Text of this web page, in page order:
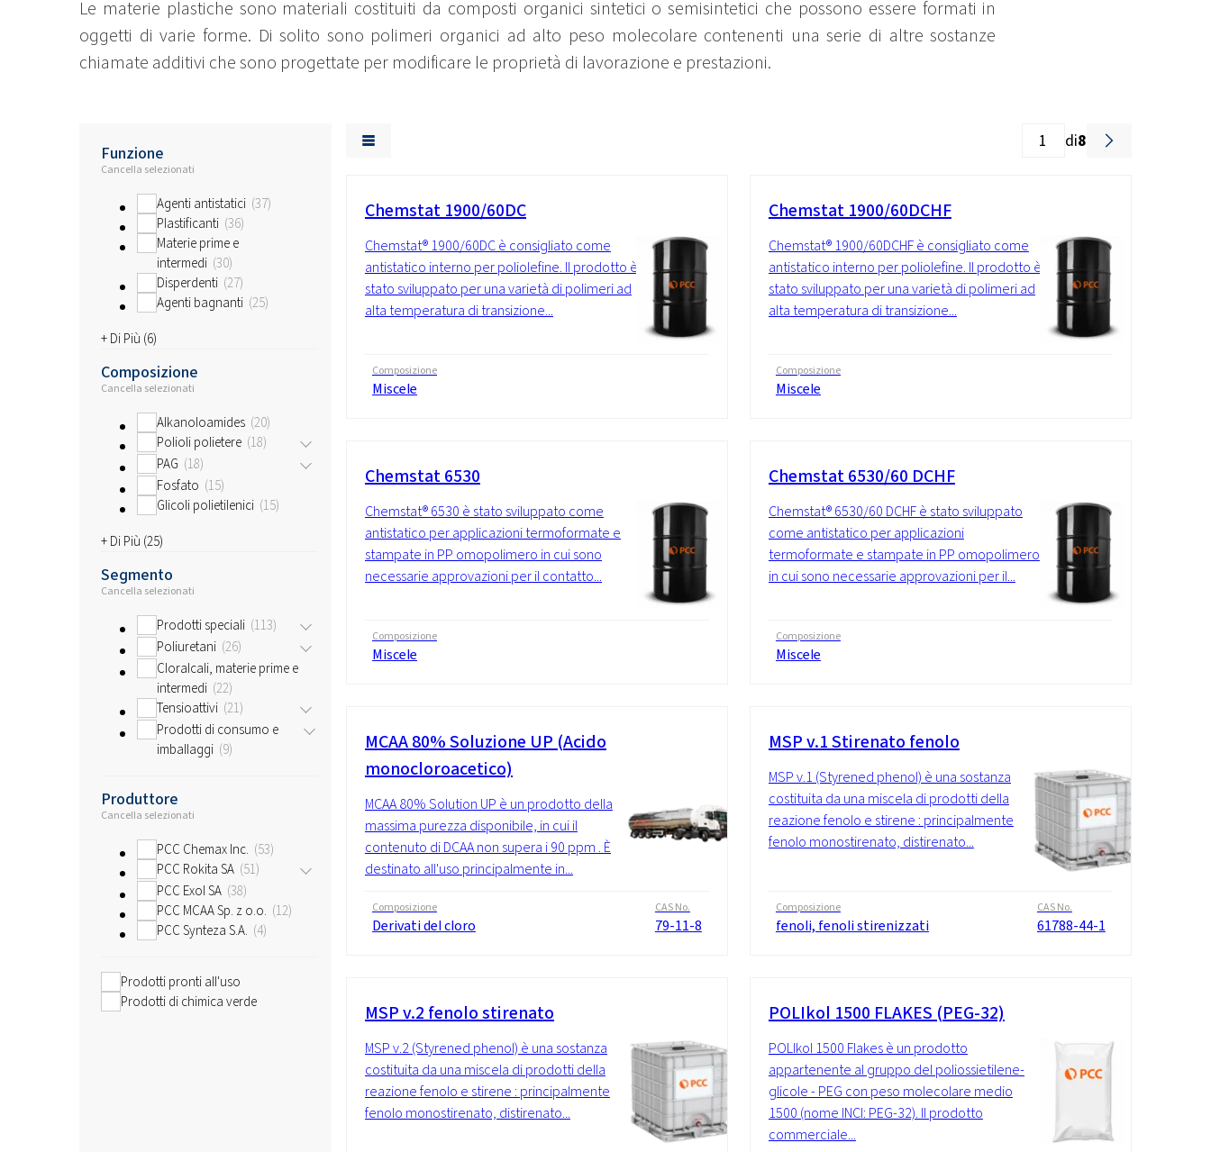
Le materie plastiche sono materiali costituiti da composti organici sintetici o semisintetici che possono essere formati in
oggetti di varie forme. Di solito sono polimeri organici ad alto peso molecolare contenenti una serie di altre sostanze
chiamate additivi che sono progettate per modificare le proprietà di lavorazione e prestazioni.
Funzione
Cancella selezionati
Agenti antistatici 37
Plastificanti 36
Materie prime e
intermedi 30
Disperdenti 27
Agenti bagnanti 25
+ Di Più (6)
Composizione
Cancella selezionati
Alkanoloamides 20
Polioli polietere 18
PAG 18
Fosfato 15
Glicoli polietilenici 15
+ Di Più (25)
Segmento
Cancella selezionati
Prodotti speciali 113
Poliuretani 26
Cloralcali, materie prime e
intermedi 22
Tensioattivi 21
Prodotti di consumo e
imballaggi 9
Produttore
Cancella selezionati
PCC Chemax Inc. 53
PCC Rokita SA 51
PCC Exol SA 38
PCC MCAA Sp. z o.o. 12
PCC Synteza S.A. 4
Prodotti pronti all'uso
Prodotti di chimica verde
di8
Chemstat 1900/60DC
Chemstat® 1900/60DC è consigliato come
antistatico interno per poliolefine. Il prodotto è
stato sviluppato per una varietà di polimeri ad
alta temperatura di transizione...
Composizione
Miscele
Chemstat 1900/60DCHF
Chemstat® 1900/60DCHF è consigliato come
antistatico interno per poliolefine. Il prodotto è
stato sviluppato per una varietà di polimeri ad
alta temperatura di transizione...
Composizione
Miscele
Chemstat 6530
Chemstat® 6530 è stato sviluppato come
antistatico per applicazioni termoformate e
stampate in PP omopolimero in cui sono
necessarie approvazioni per il contatto...
Composizione
Miscele
Chemstat 6530/60 DCHF
Chemstat® 6530/60 DCHF è stato sviluppato
come antistatico per applicazioni
termoformate e stampate in PP omopolimero
in cui sono necessarie approvazioni per il...
Composizione
Miscele
MCAA 80% Soluzione UP (Acido
monocloroacetico)
MCAA 80% Solution UP è un prodotto della
massima purezza disponibile, in cui il
contenuto di DCAA non supera i 90 ppm . È
destinato all'uso principalmente in...
Composizione
Derivati del cloro
CAS No.
79-11-8
MSP v.1 Stirenato fenolo
MSP v.1 (Styrened phenol) è una sostanza
costituita da una miscela di prodotti della
reazione fenolo e stirene : principalmente
fenolo monostirenato, distirenato...
Composizione
fenoli, fenoli stirenizzati
CAS No.
61788-44-1
MSP v.2 fenolo stirenato
MSP v.2 (Styrened phenol) è una sostanza
costituita da una miscela di prodotti della
reazione fenolo e stirene : principalmente
fenolo monostirenato, distirenato...
POLIkol 1500 FLAKES (PEG-32)
POLIkol 1500 Flakes è un prodotto
appartenente al gruppo del poliossietilene-
glicole - PEG con peso molecolare medio
1500 (nome INCI: PEG-32). Il prodotto
commerciale...